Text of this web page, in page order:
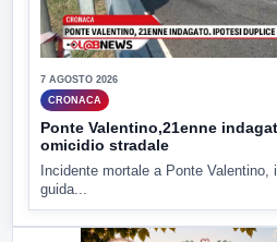
7 AGOSTO 2026
CRONACA
Ponte Valentino,21enne
omicidio stradale
Incidente mortale a Ponte Valentino,
guida...